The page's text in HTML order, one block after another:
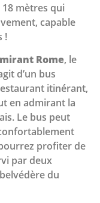
mètres qui
capable
!
Rome, le
d’un bus
itinérant,
en admirant la
Le bus peut
profiter de
par deux
du